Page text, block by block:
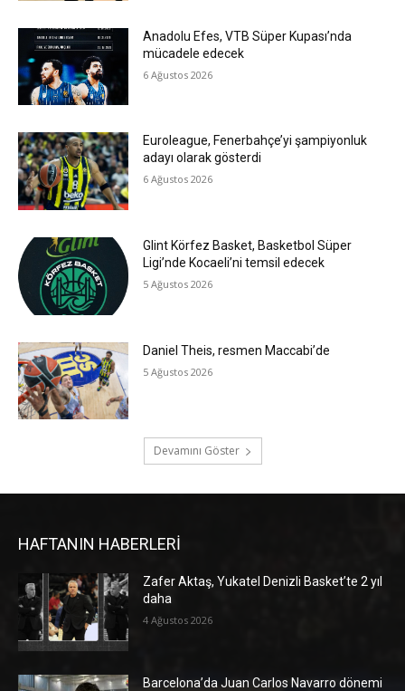
Anadolu Efes, VTB Süper Kupası’nda
mücadele edecek
6 Ağustos 2026
Euroleague, Fenerbahçe’yi şampiyonluk
adayı olarak gösterdi
6 Ağustos 2026
Glint Körfez Basket, Basketbol Süper
Ligi’nde Kocaeli’ni temsil edecek
5 Ağustos 2026
Daniel Theis, resmen Maccabi’de
5 Ağustos 2026
Devamını Göster
HAFTANIN HABERLERİ
Zafer Aktaş, Yukatel Denizli Basket’te 2 yıl
daha
4 Ağustos 2026
Barcelona’da Juan Carlos Navarro dönemi